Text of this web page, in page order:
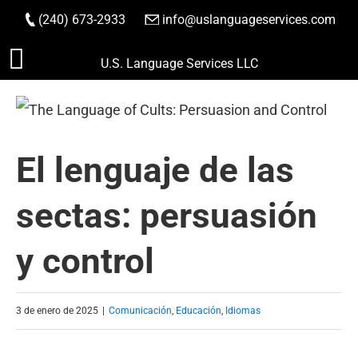
Saltar
contenido
(240) 673-2933 info@uslanguageservices.com
HACER PEDIDO
U.S. Language Services LLC
El lenguaje de las
sectas: persuasión
y control
3 de enero de 2025 Comunicación, Educación, Idiomas